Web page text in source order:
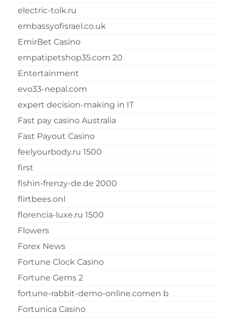
electric-tolk.ru
embassyofisrael.co.uk
EmirBet Casino
empatipetshop35.com 20
Entertainment
evo33-nepal.com
expert decision-making in IT
Fast pay casino Australia
Fast Payout Casino
feelyourbody.ru 1500
first
fishin-frenzy-de.de 2000
flirtbees.onl
florencia-luxe.ru 1500
Flowers
Forex News
Fortune Clock Casino
Fortune Gems 2
fortune-rabbit-demo-online.comen b
Fortunica Casino